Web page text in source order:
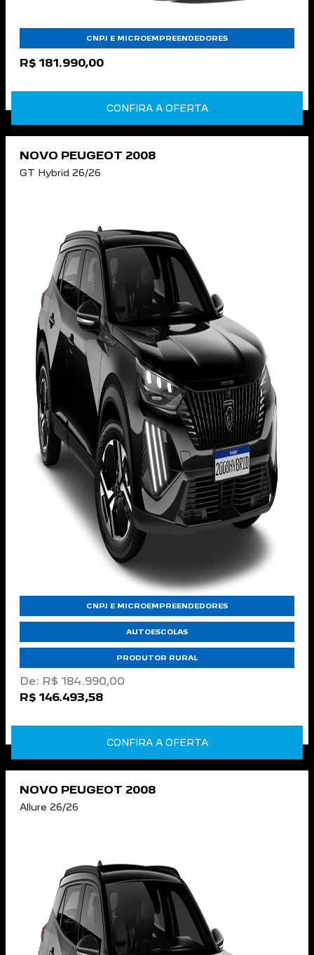
CNPJ E MICROEMPREENDEDORES
R$ 181.990,00
CONFIRA A OFERTA
NOVO PEUGEOT 2008
GT Hybrid 26/26
CNPJ E MICROEMPREENDEDORES
AUTOESCOLAS
PRODUTOR RURAL
De: R$ 184.990,00
R$ 146.493,58
CONFIRA A OFERTA
NOVO PEUGEOT 2008
Allure 26/26